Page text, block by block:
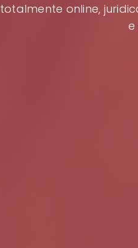
totalmente online,
e